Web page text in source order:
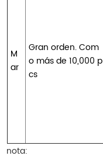
M
ar
Gran orden. Com
o más de 10,000 p
cs
nota: